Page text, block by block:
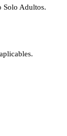
Solo Adultos.